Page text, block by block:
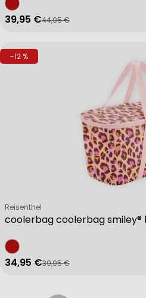
Verkaufspreis
39,95 €
Regulärer Preis
44,95 €
-12 %
coolerbag coolerbag smiley®
Verkäufer:
Reisenthel
Verkaufspreis
34,95 €
Regulärer Preis
39,95 €